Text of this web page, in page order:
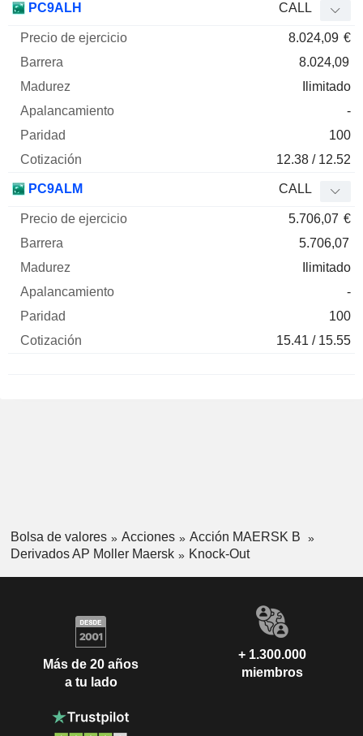
PC9ALH CALL
8.024,09 €
8.024,09
Ilimitado
-
100
12.38 / 12.52
PC9ALM CALL
5.706,07 €
5.706,07
Ilimitado
-
100
15.41 / 15.55
Bolsa de valores Acciones
Acción MAERSK B
Derivados AP Moller Maersk
Knock-Out
Más de 20 años
a tu lado
+ 1.300.000
miembros